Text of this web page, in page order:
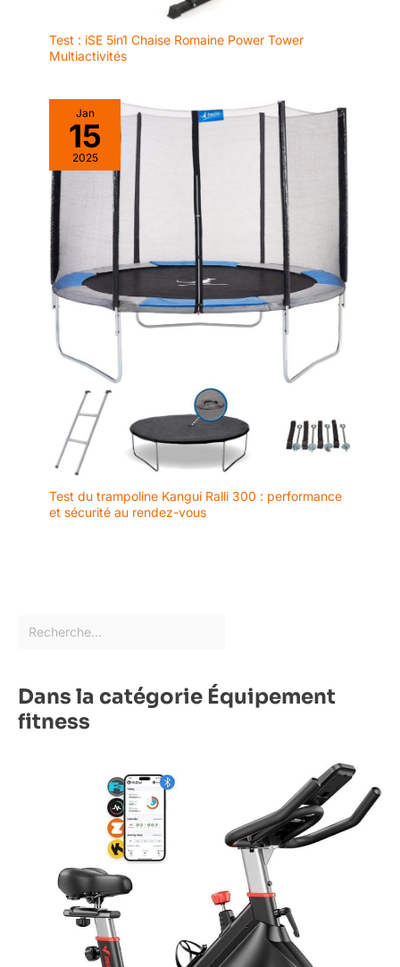
Test : iSE 5in1 Chaise Romaine Power Tower
Multiactivités
Jan
15
2025
Test du trampoline Kangui Ralli 300 : performance
et sécurité au rendez-vous
Dans la catégorie Équipement
fitness